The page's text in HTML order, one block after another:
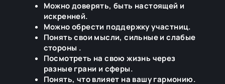
Можно доверять, быть настоящей и
искренней.
Можно обрести поддержку участниц.
Понять свои мысли, сильные и слабые
стороны .
Посмотреть на свою жизнь через
разные грани и сферы.
Понять, что влияет на вашу гармонию.